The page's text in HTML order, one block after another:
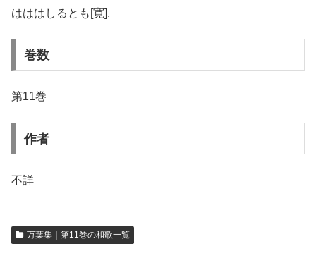
はははしるとも[寛],
巻数
第11巻
作者
不詳
万葉集｜第11巻の和歌一覧